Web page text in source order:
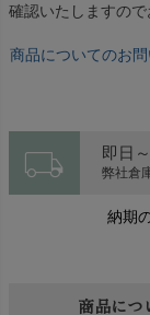
確認いたしますので
商品についてのお
local_shipping 即日
弊社倉
納期
商品につ